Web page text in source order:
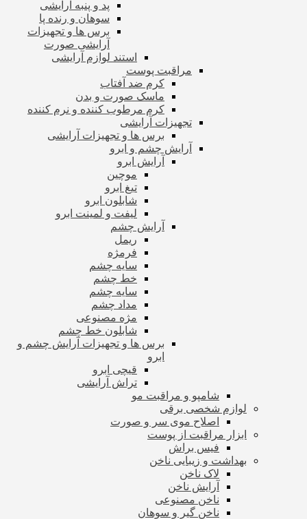
پد و پنبه آرایشی
سوهان و رنده پا
برس ها و تجهیزات
آرایشی صورت
استند لوازم آرایشی
مراقبت پوست
کرم ضد آفتاب
ماسک صورت و بدن
کرم مرطوب کننده و نرم کننده
تجهیزات آرایشی
برس ها و تجهیزات آرایشی
آرایش چشم و ابرو
آرایش ابرو
موچین
تیغ ابرو
شابلون ابرو
لیفت و لمینت ابرو
آرایش چشم
ریمل
فرمژه
سایه چشم
خط چشم
سایه چشم
مداد چشم
مژه مصنوعی
شابلون خط چشم
برس ها و تجهیزات آرایش چشم و
ابرو
قیچی ابرو
تراش آرایشی
شامپو و مراقبت مو
لوازم شخصی برقی
اصلاح موی سر و صورت
ابزار مراقبت از پوست
فیس براش
بهداشت و زیبایی ناخن
لاک ناخن
آرایش ناخن
ناخن مصنوعی
ناخن گیر و سوهان